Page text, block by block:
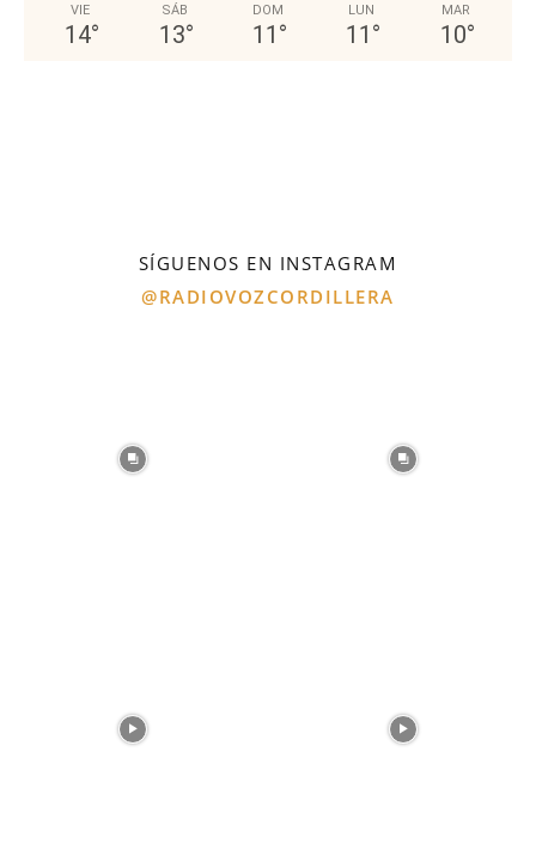
VIE
14°
SÁB
13°
DOM
11 °
LUN
11 °
MAR
10°
SÍGUENOS EN INSTAGRAM
@RADIOVOZCORDILLERA